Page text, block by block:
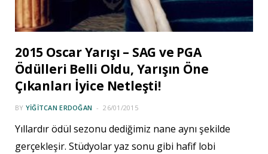
2015 Oscar Yarışı – SAG ve PGA
Ödülleri Belli Oldu, Yarışın Öne
Çıkanları İyice Netleşti!
BY YIĞITCAN ERDOĞAN 26/01/2015
Yıllardır ödül sezonu dediğimiz nane aynı şekilde
gerçekleşir. Stüdyolar yaz sonu gibi hafif lobi